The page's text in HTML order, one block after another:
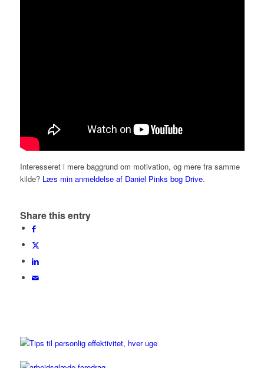
Interesseret i mere baggrund om motivation, og mere fra samme
kilde? Læs min anmeldelse af Daniel Pinks bog Drive.
Share this entry